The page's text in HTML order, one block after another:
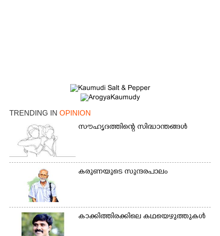
TRENDING IN OPINION
സൗഹൃദത്തിന്റെ സിദ്ധാന്തങ്ങൾ
കരുണയുടെ സുന്ദരപാലം
കാക്കിത്തിരക്കിലെ കഥയെഴുത്തുകൾ